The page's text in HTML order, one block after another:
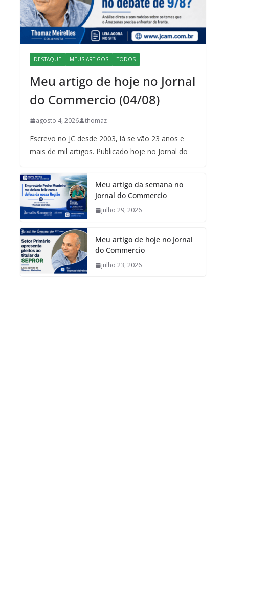
DESTAQUE MEUS ARTIGOS TODOS
Meu artigo de hoje no Jornal
do Commercio (04/08)
agosto 4, 2026 thomaz
Escrevo no JC desde 2003, lá se vão 23 anos e
mais de mil artigos. Publicado hoje no Jornal do
Meu artigo da semana no
Jornal do Commercio
julho 29, 2026
Meu artigo de hoje no Jornal
do Commercio
julho 23, 2026